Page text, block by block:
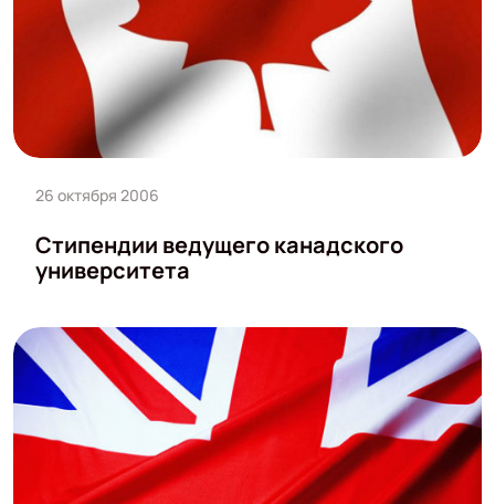
26 октября 2006
Стипендии ведущего канадского
университета